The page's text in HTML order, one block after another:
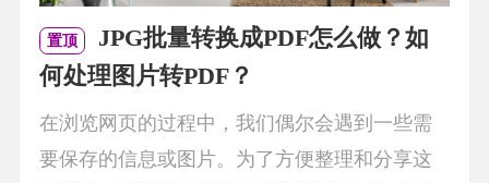
置顶
JPG批量转换成PDF怎么做？如
何处理图片转PDF？
在浏览网页的过程中，我们偶尔会遇到一些需
要保存的信息或图片。为了方便整理和分享这